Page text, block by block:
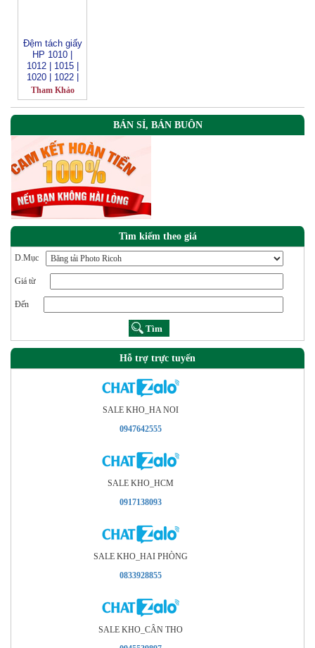
1-2115
Đệm tách giấy
HP 1010 |
1012 | 1015 |
1020 | 1022 |
3015 | 3020 |
3030 | 3050 |
3052 | 3055 |
LBP2900 |
LBP3000_RC1
-2038_H306
Tham Khảo
BÁN SỈ, BÁN BUÔN
Tìm kiếm theo giá
D.Mục
Giá từ
Đến
Hỗ trợ trực tuyến
SALE KHO_HA NOI
0947642555
SALE KHO_HCM
0917138093
SALE KHO_HAI PHÒNG
0833928855
SALE KHO_CÂN THO